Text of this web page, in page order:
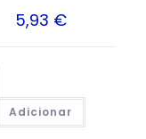
5,93 €
Adicionar